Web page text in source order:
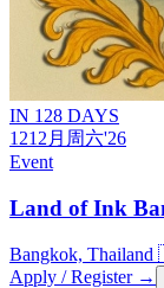
IN 128 DAYS
1212月 周六'26
Event
Land of Ink
Bangkok,
Apply / Register →